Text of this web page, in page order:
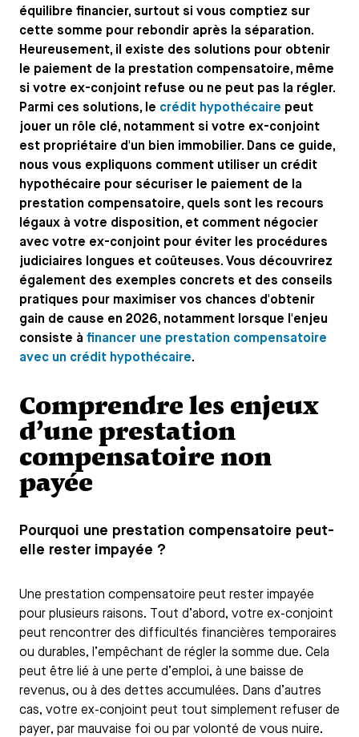
équilibre financier, surtout si vous comptiez sur
cette somme pour rebondir après la séparation.
Heureusement, il existe des solutions pour obtenir
le paiement de la prestation compensatoire, même
si votre ex-conjoint refuse ou ne peut pas la régler.
Parmi ces solutions, le crédit hypothécaire peut
jouer un rôle clé, notamment si votre ex-conjoint
est propriétaire d'un bien immobilier. Dans ce guide,
nous vous expliquons comment utiliser un crédit
hypothécaire pour sécuriser le paiement de la
prestation compensatoire, quels sont les recours
légaux à votre disposition, et comment négocier
avec votre ex-conjoint pour éviter les procédures
judiciaires longues et coûteuses. Vous découvrirez
également des exemples concrets et des conseils
pratiques pour maximiser vos chances d'obtenir
gain de cause en 2026, notamment lorsque l'enjeu
consiste à financer une prestation compensatoire
avec un crédit hypothécaire.
Comprendre les enjeux
d’une prestation
compensatoire non
payée
Pourquoi une prestation compensatoire peut-
elle rester impayée ?
Une prestation compensatoire peut rester impayée
pour plusieurs raisons. Tout d’abord, votre ex-conjoint
peut rencontrer des difficultés financières temporaires
ou durables, l’empêchant de régler la somme due. Cela
peut être lié à une perte d’emploi, à une baisse de
revenus, ou à des dettes accumulées. Dans d’autres
cas, votre ex-conjoint peut tout simplement refuser de
payer, par mauvaise foi ou par volonté de vous nuire.